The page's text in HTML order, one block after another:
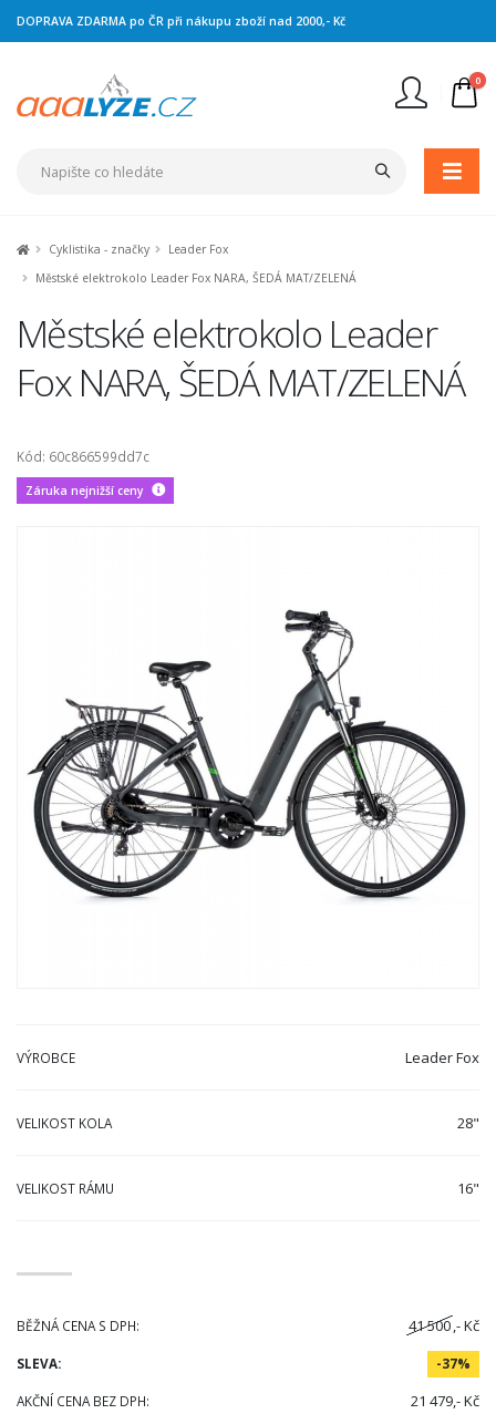
DOPRAVA ZDARMA po ČR při nákupu zboží nad 2000,- Kč
0
Cyklistika - značky
Leader Fox
Městské elektrokolo Leader Fox NARA, ŠEDÁ MAT/ZELENÁ
Městské elektrokolo Leader
Fox NARA, ŠEDÁ MAT/ZELENÁ
Kód: 60c866599dd7c
Záruka nejnižší ceny
VÝROBCE Leader Fox
VELIKOST KOLA 28"
VELIKOST RÁMU 16"
BĚŽNÁ CENA S DPH: 41 500,- Kč
SLEVA: -37%
AKČNÍ CENA BEZ DPH: 21 479,- Kč